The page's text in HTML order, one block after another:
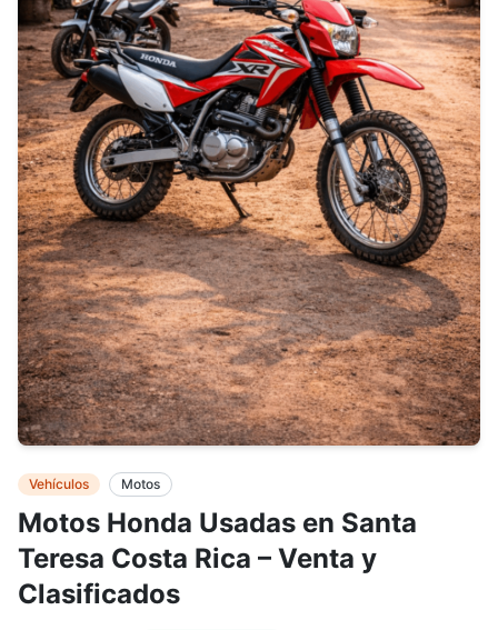
Motos Honda Usadas en Santa
Teresa Costa Rica – Venta y
Clasificados
Vehículos Motos